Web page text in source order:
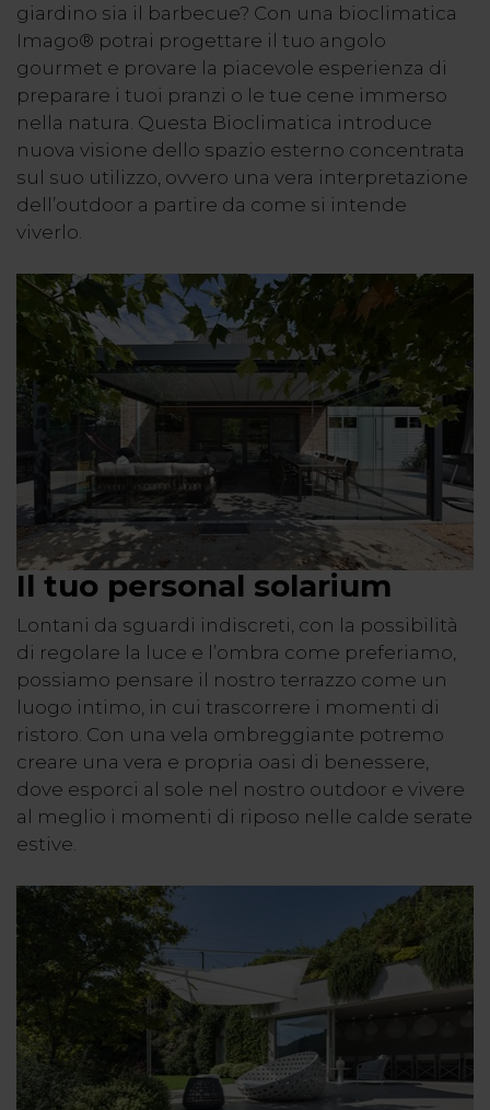
giardino sia il barbecue? Con una bioclimatica
Imago® potrai progettare il tuo angolo
gourmet e provare la piacevole esperienza di
preparare i tuoi pranzi o le tue cene immerso
nella natura. Questa Bioclimatica introduce
nuova visione dello spazio esterno concentrata
sul suo utilizzo, ovvero una vera interpretazione
dell’outdoor a partire da come si intende
viverlo.
Il tuo personal solarium
Lontani da sguardi indiscreti, con la possibilità
di regolare la luce e l’ombra come preferiamo,
possiamo pensare il nostro terrazzo come un
luogo intimo, in cui trascorrere i momenti di
ristoro. Con una vela ombreggiante potremo
creare una vera e propria oasi di benessere,
dove esporci al sole nel nostro outdoor e vivere
al meglio i momenti di riposo nelle calde serate
estive.